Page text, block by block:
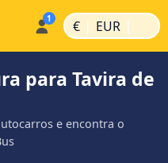
€ | EUR |
para Tavira de
e encontra o